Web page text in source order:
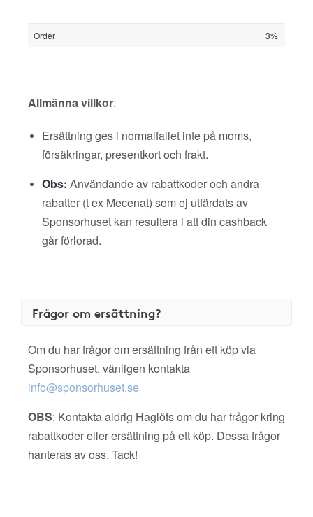
Order 3%
Allmänna villkor:
Ersättning ges i normalfallet inte på moms,
försäkringar, presentkort och frakt.
Obs: Användande av rabattkoder och andra
rabatter (t ex Mecenat) som ej utfärdats av
Sponsorhuset kan resultera i att din cashback
går förlorad.
Frågor om ersättning?
Om du har frågor om ersättning från ett köp via
Sponsorhuset, vänligen kontakta
info@sponsorhuset.se
OBS: Kontakta aldrig Haglöfs om du har frågor kring
rabattkoder eller ersättning på ett köp. Dessa frågor
hanteras av oss. Tack!